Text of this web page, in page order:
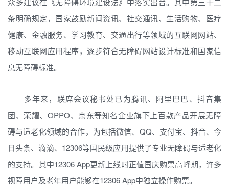
条明确规定，国家鼓励新闻资讯、社交通讯、生活购物、医疗
健康、金融服务、学习教育、交通出行等领域的互联网网站、
移动互联网应用程序，逐步符合无障碍网站设计标准和国家信
息无障碍标准。
多年来，联席会议秘书处已为腾讯、阿里巴巴、抖音集
团、荣耀、OPPO、京东等知名企业旗下上百款产品开展无障
碍与适老化领域的合作，为包括微信、QQ、支付宝、抖音、今
日头条、滴滴、12306等国民级应用提供了专业无障碍与适老化
的支持。其中12306 App更新上线时正值国庆购票高峰期，许多
视障用户及老年用户能够在12306 App中独立操作购票。